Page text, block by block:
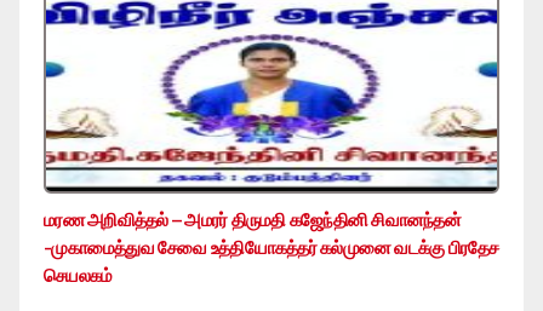
மரண அறிவித்தல் – அமரர் திருமதி கஜேந்தினி சிவானந்தன்
-முகாமைத்துவ சேவை உத்தியோகத்தர் கல்முனை வடக்கு பிரதேச
செயலகம்